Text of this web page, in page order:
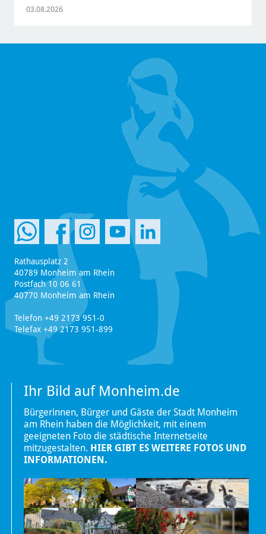
03.08.2026
Rathausplatz 2
40789 Monheim am Rhein
Postfach 10 06 61
40770 Monheim am Rhein
Telefon +49 2173 951-0
Telefax +49 2173 951-899
Ihr Bild auf Monheim.de
Bürgerinnen, Bürger und Gäste der Stadt Monheim
am Rhein haben die Möglichkeit, mit einem
geeigneten Foto die städtische Internetseite
mitzugestalten. HIER GIBT ES WEITERE FOTOS UND
INFORMATIONEN.